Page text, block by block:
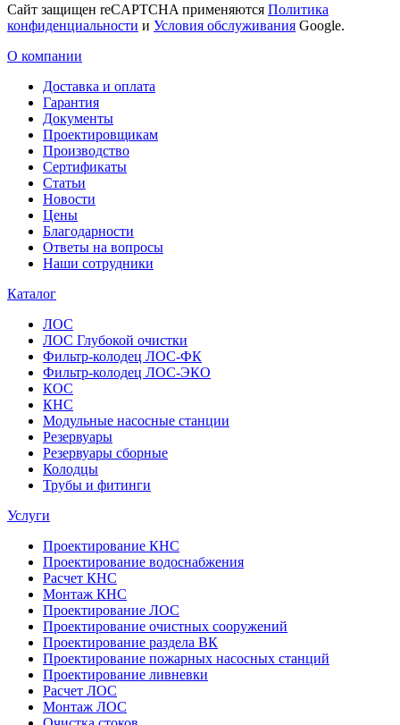
Сайт защищен reCAPTCHA применяются Политика
конфиденциальности и Условия обслуживания Google.
О компании
Доставка и оплата
Гарантия
Документы
Проектировщикам
Производство
Сертификаты
Статьи
Новости
Цены
Благодарности
Ответы на вопросы
Наши сотрудники
Каталог
ЛОС
ЛОС Глубокой очистки
Фильтр-колодец ЛОС-ФК
Фильтр-колодец ЛОС-ЭКО
КОС
КНС
Модульные насосные станции
Резервуары
Резервуары сборные
Колодцы
Трубы и фитинги
Услуги
Проектирование КНС
Проектирование водоснабжения
Расчет КНС
Монтаж КНС
Проектирование ЛОС
Проектирование очистных сооружений
Проектирование раздела ВК
Проектирование пожарных насосных станций
Проектирование ливневки
Расчет ЛОС
Монтаж ЛОС